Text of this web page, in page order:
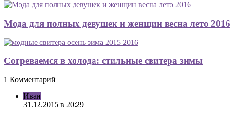
Мода для полных девушек и женщин весна лето 2016
Согреваемся в холода: стильные свитера зимы
1 Комментарий
Иван
31.12.2015 в 20:29